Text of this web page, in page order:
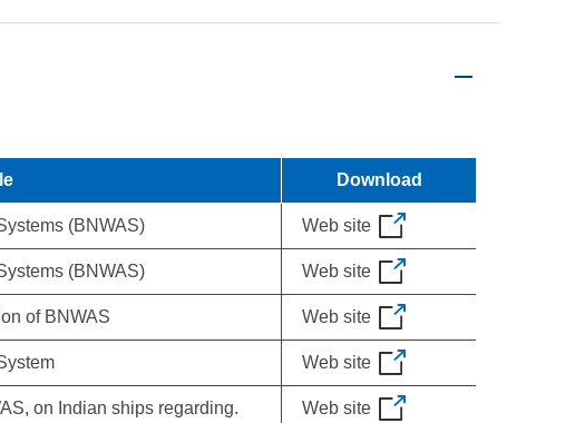
Download
(BNWAS) Web site
(BNWAS) Web site
of BNWAS Web site
Web site
on Indian ships regarding. Web site